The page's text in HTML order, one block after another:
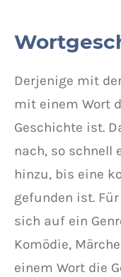
Derjenige mit
mit einem Wort
Geschichte ist.
nach, so schnell
hinzu, bis eine
gefunden ist.
sich auf ein
Komödie,
einem Wort die